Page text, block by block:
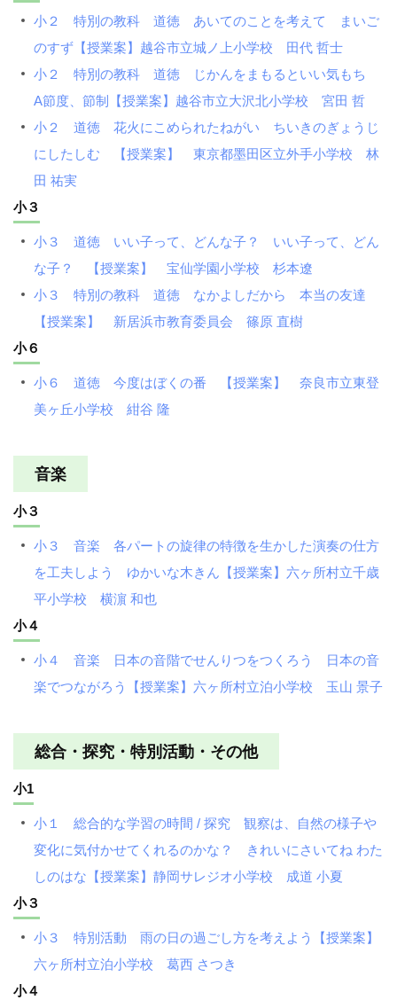
小２ 特別の教科 道徳 あいてのことを考えて まいご
のすず【授業案】越谷市立城ノ上小学校 田代 哲士
小２ 特別の教科 道徳 じかんをまもるといい気もち
A節度、節制【授業案】越谷市立大沢北小学校 宮田 哲
小２ 道徳 花火にこめられたねがい ちいきのぎょうじ
にしたしむ 【授業案】 東京都墨田区立外手小学校 林
田 祐実
小３
小３ 道徳 いい子って、どんな子？ いい子って、どん
な子？ 【授業案】 宝仙学園小学校 杉本遼
小３ 特別の教科 道徳 なかよしだから 本当の友達
【授業案】 新居浜市教育委員会 篠原 直樹
小６
小６ 道徳 今度はぼくの番 【授業案】 奈良市立東登
美ヶ丘小学校 紺谷 隆
音楽
小３
小３ 音楽 各パートの旋律の特徴を生かした演奏の仕方
を工夫しよう ゆかいな木きん【授業案】六ヶ所村立千歳
平小学校 横濵 和也
小４
小４ 音楽 日本の音階でせんりつをつくろう 日本の音
楽でつながろう【授業案】六ヶ所村立泊小学校 玉山 景子
総合・探究・特別活動・その他
小1
小１ 総合的な学習の時間 / 探究 観察は、自然の様子や
変化に気付かせてくれるのかな？ きれいにさいてね わた
しのはな【授業案】静岡サレジオ小学校 成道 小夏
小３
小３ 特別活動 雨の日の過ごし方を考えよう【授業案】
六ヶ所村立泊小学校 葛西 さつき
小４